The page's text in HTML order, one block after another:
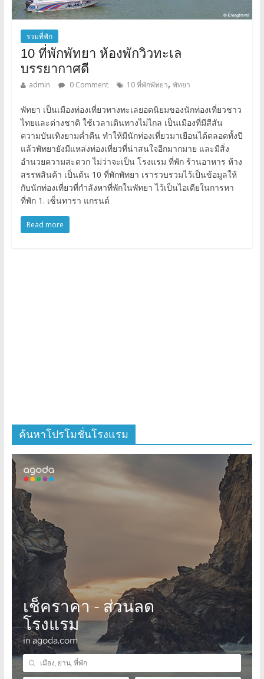
รวมที่พัก
10 ที่พักพัทยา ห้องพักวิวทะเล
บรรยากาศดี
admin 0 Comment 10 ที่พักพัทยา, พัทยา
พัทยา เป็นเมืองท่องเที่ยวทางทะเลยอดนิยมของนักท่องเที่ยวชาว
ไทยและต่างชาติ ใช้เวลาเดินทางไม่ไกล เป็นเมืองที่มีสีสัน
ความบันเทิงยามค่ำคืน ทำให้มีนักท่องเที่ยวมาเยือนได้ตลอดทั้งปี
แล้วพัทยายังมีแหล่งท่องเที่ยวที่น่าสนใจอีกมากมาย และมีสิ่ง
อำนวยความสะดวก ไม่ว่าจะเป็น โรงแรม ที่พัก ร้านอาหาร ห้าง
สรรพสินค้า เป็นต้น 10 ที่พักพัทยา เรารวบรวมไว้เป็นข้อมูลให้
กับนักท่องเที่ยวที่กำลังหาที่พักในพัทยา ไว้เป็นไอเดียในการหา
ที่พัก 1. เซ็นทารา แกรนด์
Read more
ค้นหาโปรโมชั่นโรงแรม